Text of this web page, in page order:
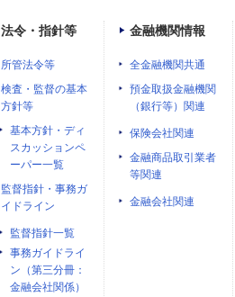
法令・指針等
所管法令等
検査・監督の基本
方針等
基本方針・ディ
スカッションペ
ーパー一覧
監督指針・事務ガ
イドライン
監督指針一覧
事務ガイドライ
ン（第三分冊：
金融会社関係）
金融機関情報
全金融機関共通
預金取扱金融機関
（銀行等）関連
保険会社関連
金融商品取引業者
等関連
金融会社関連